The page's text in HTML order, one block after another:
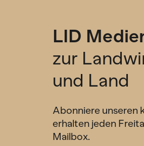
LID
zur
und Land
Abonniere unseren
erhalten jeden
Mailbox.